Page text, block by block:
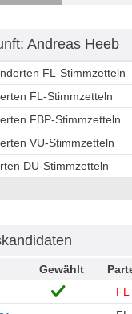
Andreas Heeb
FL-Stimmzetteln
FL-Stimmzetteln
FBP-Stimmzetteln
VU-Stimmzetteln
DU-Stimmzetteln
Gewählt
FL